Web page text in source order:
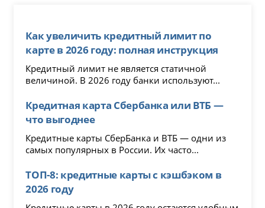
Как увеличить кредитный лимит по
карте в 2026 году: полная инструкция
Кредитный лимит не является статичной
величиной. В 2026 году банки используют...
Кредитная карта Сбербанка или ВТБ —
что выгоднее
Кредитные карты СберБанка и ВТБ — одни из
самых популярных в России. Их часто...
ТОП-8: кредитные карты с кэшбэком в
2026 году